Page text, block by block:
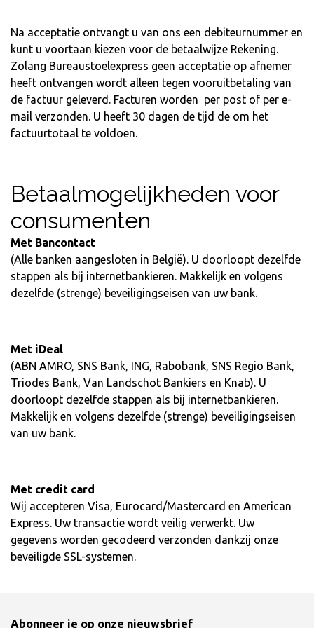
Na acceptatie ontvangt u van ons een debiteurnummer en
kunt u voortaan kiezen voor de betaalwijze Rekening.
Zolang Bureaustoelexpress geen acceptatie op afnemer
heeft ontvangen wordt alleen tegen vooruitbetaling van
de factuur geleverd. Facturen worden per post of per e-
mail verzonden. U heeft 30 dagen de tijd de om het
factuurtotaal te voldoen.
Betaalmogelijkheden voor
consumenten
Met Bancontact
(Alle banken aangesloten in België). U doorloopt dezelfde
stappen als bij internetbankieren. Makkelijk en volgens
dezelfde (strenge) beveiligingseisen van uw bank.
Met iDeal
(ABN AMRO, SNS Bank, ING, Rabobank, SNS Regio Bank,
Triodes Bank, Van Landschot Bankiers en Knab). U
doorloopt dezelfde stappen als bij internetbankieren.
Makkelijk en volgens dezelfde (strenge) beveiligingseisen
van uw bank.
Met credit card
Wij accepteren Visa, Eurocard/Mastercard en American
Express. Uw transactie wordt veilig verwerkt. Uw
gegevens worden gecodeerd verzonden dankzij onze
beveiligde SSL-systemen.
Abonneer je op onze nieuwsbrief